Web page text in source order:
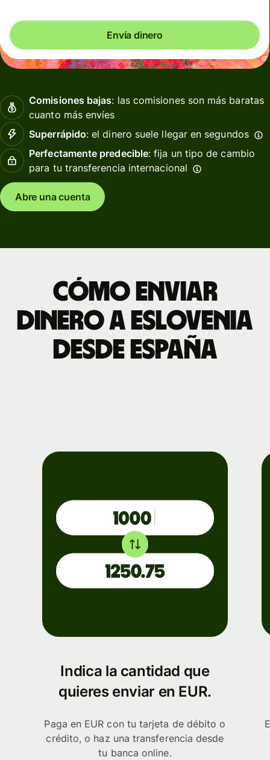
Envía dinero
Comisiones bajas: las comisiones son más baratas
cuanto más envíes
Superrápido: el dinero suele llegar en segundos
Perfectamente predecible: fija un tipo de cambio
para tu transferencia internacional
Abre una cuenta
Cómo enviar
dinero a Eslovenia
desde España
Indica la cantidad que
quieres enviar en EUR.
Paga en EUR con tu tarjeta de débito o
crédito, o haz una transferencia desde
tu banca online.